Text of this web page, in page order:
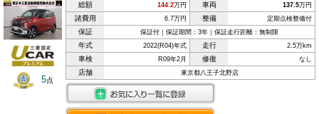
5点
総額 144.2万円 車両 137.5万円
諸費用 6.7万円 整備 定期点検整備付
保証 保証付｜保証期間：3年｜保証走行距離：無制限
年式 2022(R04)年式 走行 2.5万km
車検 R09年2月 修復 なし
店舗 東京都八王子北野店